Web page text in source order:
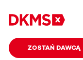
ZOSTAŃ DAWCĄ